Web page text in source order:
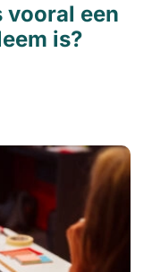
vooral een
is?